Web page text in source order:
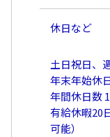
休日など
土日祝日、
年末年始休
年間休日数
有給休暇20
可能）